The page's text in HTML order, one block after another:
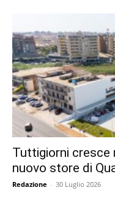
Tuttigiorni cresce
nuovo store di
Redazione - 30 Luglio 2026